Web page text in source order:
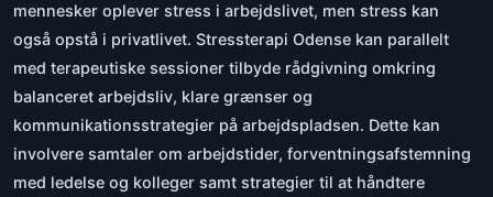
mennesker oplever stress i arbejdslivet, men stress kan
også opstå i privatlivet. Stressterapi Odense kan parallelt
med terapeutiske sessioner tilbyde rådgivning omkring
balanceret arbejdsliv, klare grænser og
kommunikationsstrategier på arbejdspladsen. Dette kan
involvere samtaler om arbejdstider, forventningsafstemning
med ledelse og kolleger samt strategier til at håndtere